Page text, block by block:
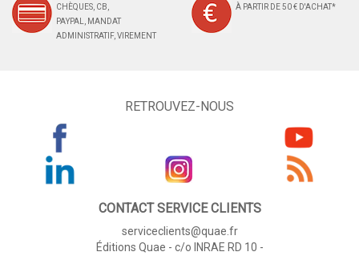
CHÈQUES, CB,
PAYPAL, MANDAT
ADMINISTRATIF, VIREMENT
À PARTIR DE 50 € D'ACHAT*
RETROUVEZ-NOUS
CONTACT SERVICE CLIENTS
serviceclients@quae.fr
Éditions Quae - c/o INRAE RD 10 -